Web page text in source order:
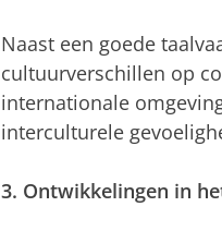
Naast een goede
cultuurverschillen op
internationale
interculturele
3. Ontwikkelingen in